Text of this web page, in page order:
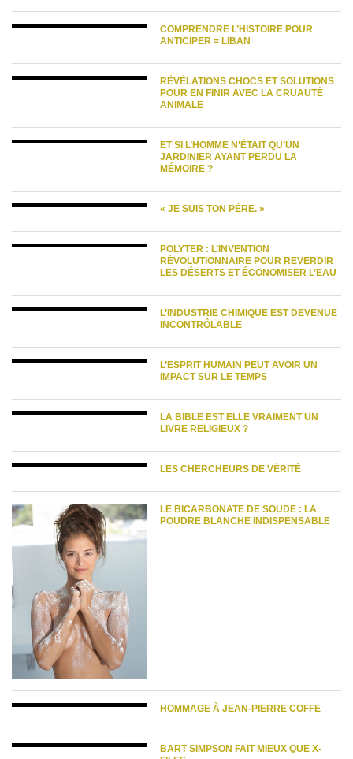
COMPRENDRE L’HISTOIRE POUR
ANTICIPER = LIBAN
RÉVÉLATIONS CHOCS ET SOLUTIONS
POUR EN FINIR AVEC LA CRUAUTÉ
ANIMALE
ET SI L’HOMME N’ÉTAIT QU’UN
JARDINIER AYANT PERDU LA
MÉMOIRE ?
« JE SUIS TON PÈRE. »
POLYTER : L’INVENTION
RÉVOLUTIONNAIRE POUR REVERDIR
LES DÉSERTS ET ÉCONOMISER L’EAU
L’INDUSTRIE CHIMIQUE EST DEVENUE
INCONTRÔLABLE
L’ESPRIT HUMAIN PEUT AVOIR UN
IMPACT SUR LE TEMPS
LA BIBLE EST ELLE VRAIMENT UN
LIVRE RELIGIEUX ?
LES CHERCHEURS DE VÉRITÉ
LE BICARBONATE DE SOUDE : LA
POUDRE BLANCHE INDISPENSABLE
HOMMAGE À JEAN-PIERRE COFFE
BART SIMPSON FAIT MIEUX QUE X-